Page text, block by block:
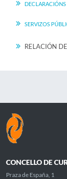
DECLARACIÓNS
SERVIZOS
RELACIÓN
CONCELLO DE
Praza de España, 1